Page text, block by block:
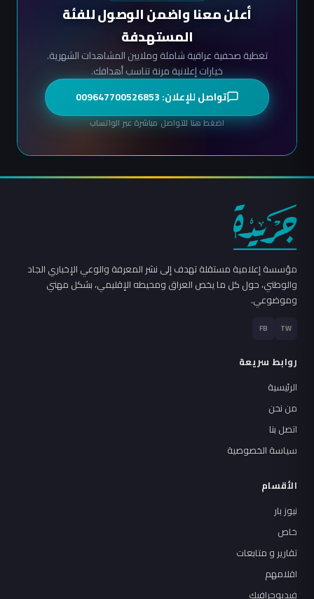
أعلن معنا واضمن الوصول للفئة
المستهدفة
تغطية صحفية عراقية شاملة وملايين المشاهدات الشهرية.
خيارات إعلانية مرنة تناسب أهدافك.
تواصل للإعلان: 009647700526853
اضغط هنا للتواصل مباشرة عبر الواتساب
مؤسسة إعلامية مستقلة تهدف إلى نشر المعرفة والوعي الإخباري الجاد
والوطني، حول كل ما يخص العراق ومحيطه الإقليمي، بشكل مهني
وموضوعي.
TW
FB
روابط سريعة
الرئيسية
من نحن
اتصل بنا
سياسة الخصوصية
الأقسام
نيوز بار
خاص
تقارير و متابعات
اقلامهم
فيديوجرافيك